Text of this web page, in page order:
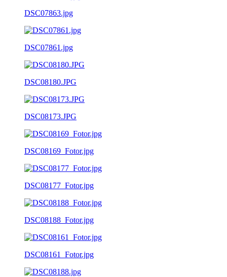
DSC07863.jpg
DSC07861.jpg
DSC08180.JPG
DSC08173.JPG
DSC08169_Fotor.jpg
DSC08177_Fotor.jpg
DSC08188_Fotor.jpg
DSC08161_Fotor.jpg